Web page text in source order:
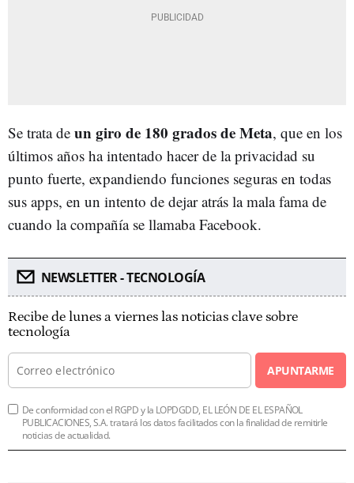
Se trata de un giro de 180 grados de Meta, que en los
últimos años ha intentado hacer de la privacidad su
punto fuerte, expandiendo funciones seguras en todas
sus apps, en un intento de dejar atrás la mala fama de
cuando la compañía se llamaba Facebook.
NEWSLETTER - TECNOLOGÍA
Recibe de lunes a viernes las noticias clave sobre
tecnología
APUNTARME
De conformidad con el RGPD y la LOPDGDD, EL LEÓN DE EL ESPAÑOL
PUBLICACIONES, S.A. tratará los datos facilitados con la finalidad de remitirle
noticias de actualidad.